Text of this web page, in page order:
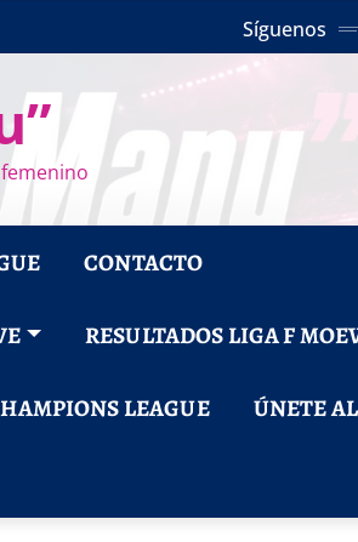
Síguenos
CONTACTO
RESULTADOS LIGA F
LEAGUE ÚNETE